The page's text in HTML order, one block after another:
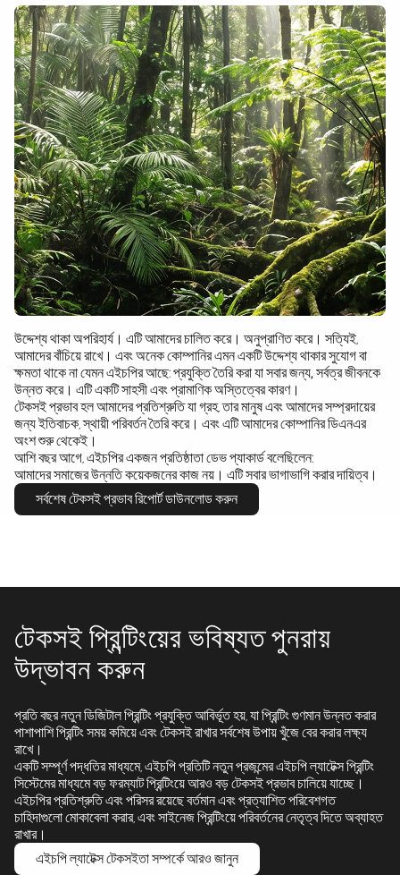
উদ্দেশ্য থাকা অপরিহার্য। এটি আমাদের চালিত করে। অনুপ্রাণিত করে। সত্যিই,
আমাদের বাঁচিয়ে রাখে। এবং অনেক কোম্পানির এমন একটি উদ্দেশ্য থাকার সুযোগ বা
ক্ষমতা থাকে না যেমন এইচপির আছে:প্রযুক্তি তৈরি করা যা সবার জন্য, সর্বত্র জীবনকে
উন্নত করে। এটি একটি সাহসী এবং প্রামাণিক অস্তিত্বের কারণ।
টেকসই প্রভাব হল আমাদের প্রতিশ্রুতি যা গ্রহ, তার মানুষ এবং আমাদের সম্প্রদায়ের
জন্য ইতিবাচক, স্থায়ী পরিবর্তন তৈরি করে। এবং এটি আমাদের কোম্পানির ডিএনএর
অংশ শুরু থেকেই।
আশি বছর আগে, এইচপির একজন প্রতিষ্ঠাতা ডেভ প্যাকার্ড বলেছিলেন:
আমাদের সমাজের উন্নতি কয়েকজনের কাজ নয়। এটি সবার ভাগাভাগি করার দায়িত্ব।
সর্বশেষ টেকসই প্রভাব রিপোর্ট ডাউনলোড করুন
টেকসই প্রিন্টিংয়ের ভবিষ্যত পুনরায়
উদ্ভাবন করুন
প্রতি বছর নতুন ডিজিটাল প্রিন্টিং প্রযুক্তি আবির্ভূত হয়, যা প্রিন্টিং গুণমান উন্নত করার
পাশাপাশি প্রিন্টিং সময় কমিয়ে এবং টেকসই রাখার সর্বশেষ উপায় খুঁজে বের করার লক্ষ্য
রাখে।
একটি সম্পূর্ণ পদ্ধতির মাধ্যমে, এইচপি প্রতিটি নতুন প্রজন্মের এইচপি ল্যাটেক্স প্রিন্টিং
সিস্টেমের মাধ্যমে বড় ফরম্যাট প্রিন্টিংয়ে আরও বড় টেকসই প্রভাব চালিয়ে যাচ্ছে।
এইচপির প্রতিশ্রুতি এবং পরিসর রয়েছে বর্তমান এবং প্রত্যাশিত পরিবেশগত
চাহিদাগুলো মোকাবেলা করার, এবং সাইনেজ প্রিন্টিংয়ে পরিবর্তনের নেতৃত্ব দিতে অব্যাহত
রাখার।
এইচপি ল্যাটেক্স টেকসইতা সম্পর্কে আরও জানুন